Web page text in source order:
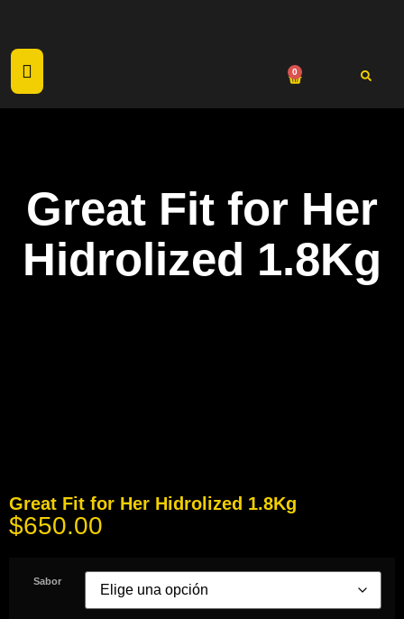
0
Great Fit for Her
Hidrolized 1.8Kg
Great Fit for Her Hidrolized 1.8Kg
$650.00
Sabor